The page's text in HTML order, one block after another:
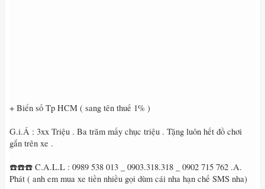
+ Biển số Tp HCM ( sang tên thuế 1% )
G.i.Á : 3xx Triệu . Ba trăm mấy chục triệu . Tặng luôn hết đồ chơi
gắn trên xe .
☎️☎️☎️ C.A.L.L : 0989 538 013 _ 0903.318.318 _ 0902 715 762 .A.
Phát ( anh em mua xe tiền nhiều gọi dùm cái nha hạn chế SMS nha)